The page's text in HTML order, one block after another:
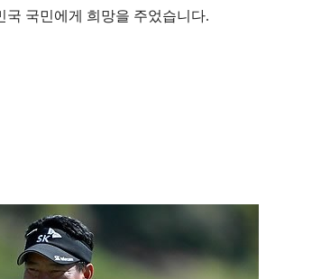
국 국민에게 희망을 주었습니다.